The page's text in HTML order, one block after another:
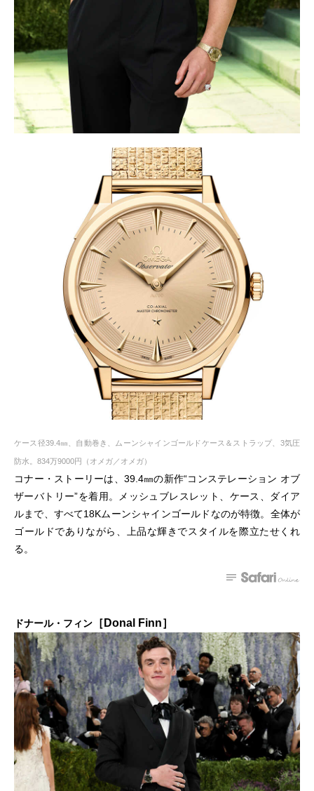
ケース径39.4㎜、自動巻き、ムーンシャインゴールドケース＆ストラップ、3気圧
防水。834万9000円（オメガ／オメガ）
コナー・ストーリーは、39.4㎜の新作“コンステレーション オブ
ザーバトリー”を着用。メッシュブレスレット、ケース、ダイア
ルまで、すべて18Kムーンシャインゴールドなのが特徴。全体が
ゴールドでありながら、上品な輝きでスタイルを際立たせくれ
る。
ドナール・フィン ［Donal Finn］